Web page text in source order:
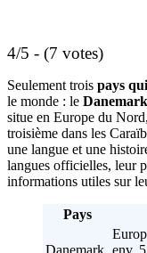
4/5 - (7 votes)
Seulement trois pays
le monde : le Danemark
situe en Europe du
troisième dans les
une langue et une
langues officielles, leur
informations utiles sur
Pays
Danemark env.